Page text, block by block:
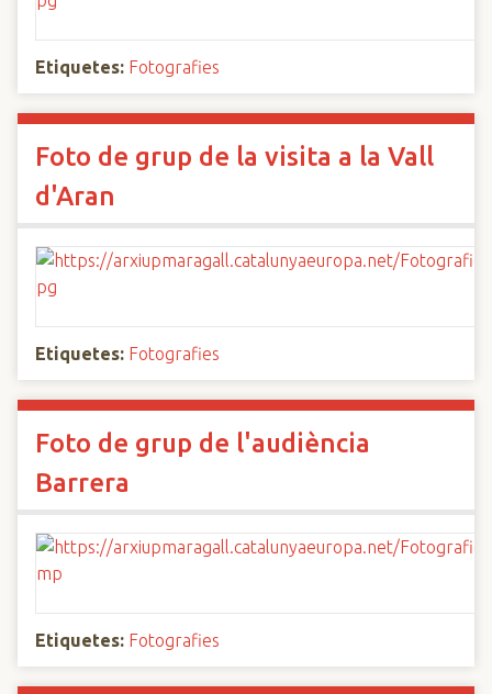
Etiquetes: Fotografies
Foto de grup de la visita a la Vall
d'Aran
Etiquetes: Fotografies
Foto de grup de l'audiència
Barrera
Etiquetes: Fotografies